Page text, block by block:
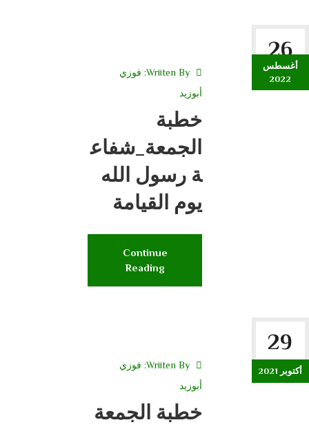
26
أغسطس
2022
Wriiten By: فوزي
أبوزيد
خطبة
الجمعة_شفاع
ة رسول الله
يوم القيامة
Continue
Reading
29
أكتوبر 2021
Wriiten By: فوزي
أبوزيد
خطبة الجمعة